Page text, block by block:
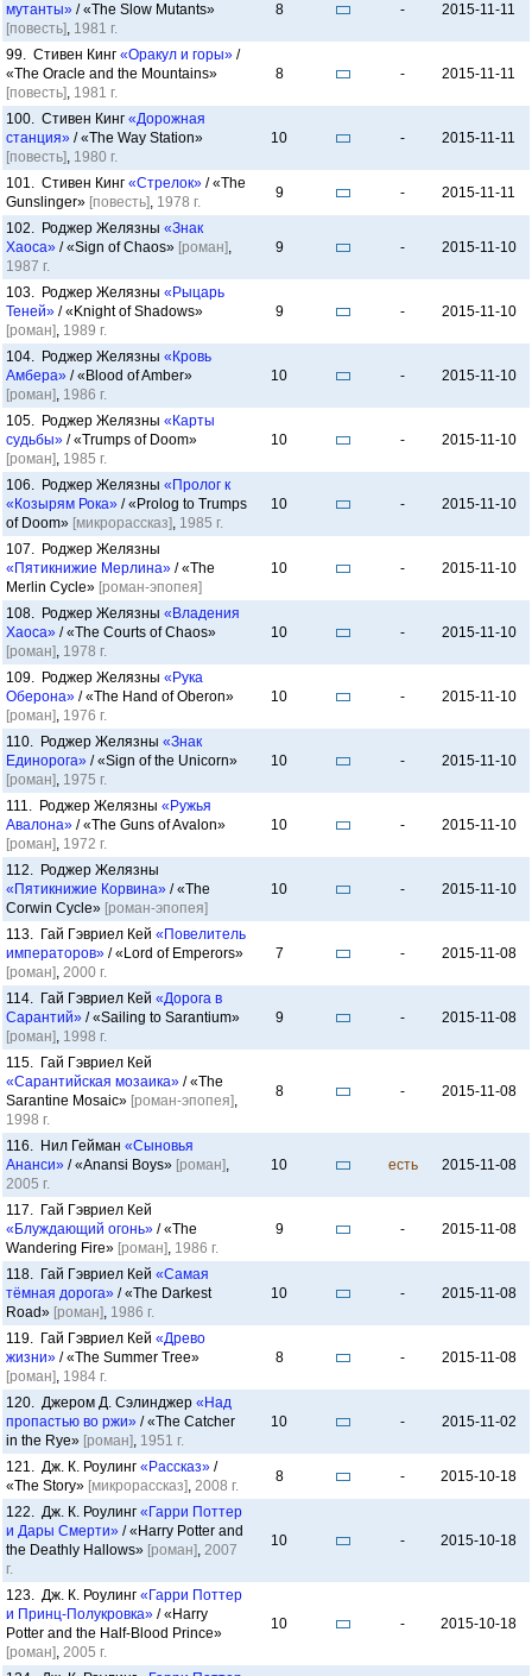
мутанты» / «The Slow Mutants»
[повесть], 1981 г.
8 - 2015-11-11
99. Стивен Кинг «Оракул и горы» /
«The Oracle and the Mountains»
[повесть], 1981 г.
8 - 2015-11-11
100. Стивен Кинг «Дорожная
станция» / «The Way Station»
[повесть], 1980 г.
10 - 2015-11-11
101. Стивен Кинг «Стрелок» / «The
Gunslinger» [повесть], 1978 г.
9 - 2015-11-11
102. Роджер Желязны «Знак
Хаоса» / «Sign of Chaos» [роман],
1987 г.
9 - 2015-11-10
103. Роджер Желязны «Рыцарь
Теней» / «Knight of Shadows»
[роман], 1989 г.
9 - 2015-11-10
104. Роджер Желязны «Кровь
Амбера» / «Blood of Amber»
[роман], 1986 г.
10 - 2015-11-10
105. Роджер Желязны «Карты
судьбы» / «Trumps of Doom»
[роман], 1985 г.
10 - 2015-11-10
106. Роджер Желязны «Пролог к
«Козырям Рока» / «Prolog to Trumps
of Doom» [микрорассказ], 1985 г.
10 - 2015-11-10
107. Роджер Желязны
«Пятикнижие Мерлина» / «The
Merlin Cycle» [роман-эпопея]
10 - 2015-11-10
108. Роджер Желязны «Владения
Хаоса» / «The Courts of Chaos»
[роман], 1978 г.
10 - 2015-11-10
109. Роджер Желязны «Рука
Оберона» / «The Hand of Oberon»
[роман], 1976 г.
10 - 2015-11-10
110. Роджер Желязны «Знак
Единорога» / «Sign of the Unicorn»
[роман], 1975 г.
10 - 2015-11-10
111. Роджер Желязны «Ружья
Авалона» / «The Guns of Avalon»
[роман], 1972 г.
10 - 2015-11-10
112. Роджер Желязны
«Пятикнижие Корвина» / «The
Corwin Cycle» [роман-эпопея]
10 - 2015-11-10
113. Гай Гэвриел Кей «Повелитель
императоров» / «Lord of Emperors»
[роман], 2000 г.
7 - 2015-11-08
114. Гай Гэвриел Кей «Дорога в
Сарантий» / «Sailing to Sarantium»
[роман], 1998 г.
9 - 2015-11-08
115. Гай Гэвриел Кей
«Сарантийская мозаика» / «The
Sarantine Mosaic» [роман-эпопея],
1998 г.
8 - 2015-11-08
116. Нил Гейман «Сыновья
Ананси» / «Anansi Boys» [роман],
2005 г.
10 есть 2015-11-08
117. Гай Гэвриел Кей
«Блуждающий огонь» / «The
Wandering Fire» [роман], 1986 г.
9 - 2015-11-08
118. Гай Гэвриел Кей «Самая
тёмная дорога» / «The Darkest
Road» [роман], 1986 г.
10 - 2015-11-08
119. Гай Гэвриел Кей «Древо
жизни» / «The Summer Tree»
[роман], 1984 г.
8 - 2015-11-08
120. Джером Д. Сэлинджер «Над
пропастью во ржи» / «The Catcher
in the Rye» [роман], 1951 г.
10 - 2015-11-02
121. Дж. К. Роулинг «Рассказ» /
«The Story» [микрорассказ], 2008 г.
8 - 2015-10-18
122. Дж. К. Роулинг «Гарри Поттер
и Дары Смерти» / «Harry Potter and
the Deathly Hallows» [роман], 2007
г.
10 - 2015-10-18
123. Дж. К. Роулинг «Гарри Поттер
и Принц-Полукровка» / «Harry
Potter and the Half-Blood Prince»
[роман], 2005 г.
10 - 2015-10-18